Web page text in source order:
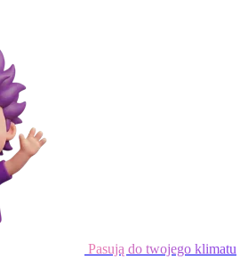
Pasują do twojego klimatu